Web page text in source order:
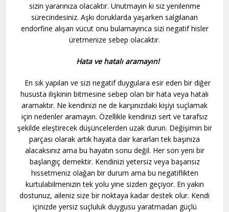
sizin yararınıza olacaktır. Unutmayın ki siz yenilenme
sürecindesiniz. Aşkı doruklarda yaşarken salgılanan
endorfine alışan vücut onu bulamayınca sizi negatif hisler
üretmenize sebep olacaktır.
Hata ve hatalı aramayın!
En sık yapılan ve sizi negatif duygulara esir eden bir diğer
hususta ilişkinin bitmesine sebep olan bir hata veya hatalı
aramaktır. Ne kendinizi ne de karşınızdaki kişiyi suçlamak
için nedenler aramayın. Özellikle kendinizi sert ve tarafsız
şekilde eleştirecek düşüncelerden uzak durun. Değişimin bir
parçası olarak artık hayata dair kararları tek başınıza
alacaksınız ama bu hayatın sonu değil. Her son yeni bir
başlangıç demektir. Kendinizi yetersiz veya başarısız
hissetmeniz olağan bir durum ama bu negatiflikten
kurtulabilmenizin tek yolu yine sizden geçiyor. En yakın
dostunuz, aileniz size bir noktaya kadar destek olur. Kendi
içinizde yersiz suçluluk duygusu yaratmadan güçlü